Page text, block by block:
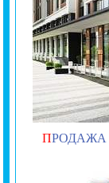
ПРОДАЖА